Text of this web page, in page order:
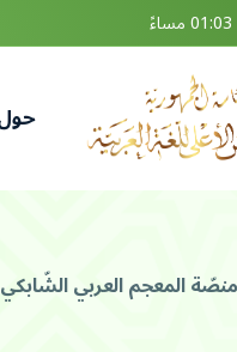
منصّة المعجم العربي